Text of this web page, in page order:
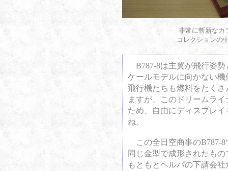
非常に斬新なカ
コレクションの
B787-8は主翼が飛行姿勢
ケールモデルに向かない
飛行機たちも燃料をたく
ますが、このドリームラ
ため、自由にディスプレ
ね。
この全日空商事のB787-8
同じ金型で成形されたも
もともとヘルパの下請会